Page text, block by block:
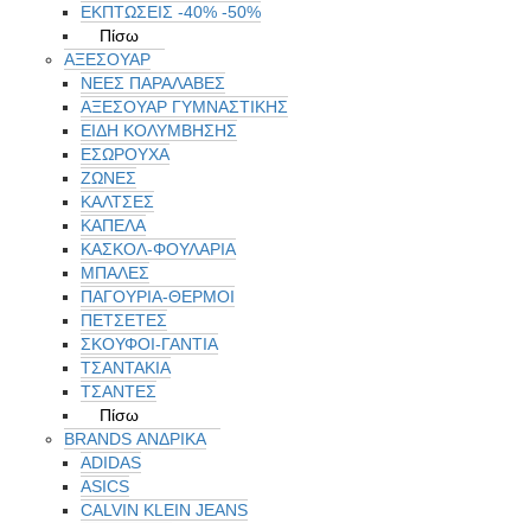
ΕΚΠΤΏΣΕΙΣ -40% -50%
Πίσω
ΑΞΕΣΟΥΑΡ
ΝΕΕΣ ΠΑΡΑΛΑΒΕΣ
ΑΞΕΣΟΥΑΡ ΓΥΜΝΑΣΤΙΚΗΣ
ΕΙΔΗ ΚΟΛΥΜΒΗΣΗΣ
ΕΣΩΡΟΥΧΑ
ΖΩΝΕΣ
ΚΑΛΤΣΕΣ
ΚΑΠΕΛΑ
ΚΑΣΚΟΛ-ΦΟΥΛΑΡΙΑ
ΜΠΑΛΕΣ
ΠΑΓΟΥΡΙΑ-ΘΕΡΜΟΙ
ΠΕΤΣΈΤΕΣ
ΣΚΟΥΦΟΙ-ΓΑΝΤΙΑ
ΤΣΑΝΤΑΚΙΑ
ΤΣΑΝΤΕΣ
Πίσω
BRANDS ΑΝΔΡΙΚΆ
ADIDAS
ASICS
CALVIN KLEIN JEANS